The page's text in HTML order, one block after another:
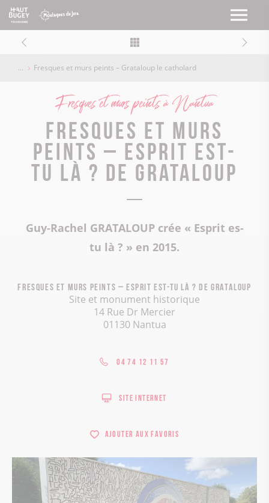
Fresques et murs peints – Grataloup le catholard
Fresques et murs peints à Nantua
Fresques et murs
peints – Esprit est-
tu là ? de Grataloup
Guy-Rachel GRATALOUP crée « Esprit es-
tu là ? » en 2015.
Fresques et murs peints – Esprit est-tu là ? de Grataloup
Site et monument historique
14 Rue Dr Mercier
01130 Nantua
04 74 12 11 57
Site internet
Ajouter aux favoris